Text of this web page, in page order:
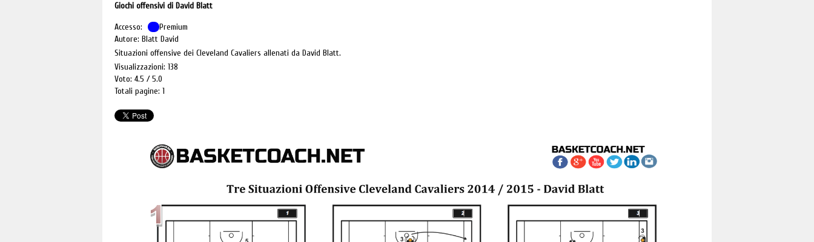
Giochi offensivi di David Blatt
Accesso:
Premium
Autore: Blatt David
Situazioni offensive dei Cleveland Cavaliers allenati da David Blatt.
Visualizzazioni: 138
Voto: 4.5
5.0
Totali pagine: 1